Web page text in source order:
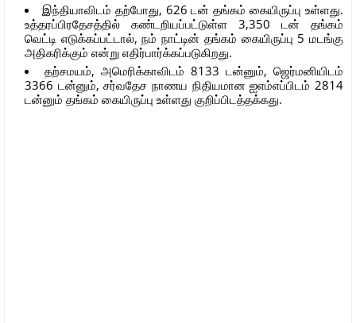
இந்தியாவிடம் தற்போது, 626 டன் தங்கம் கையிருப்பு உள்ளது.
உத்தரப்பிரதேசத்தில் கண்டறியப்பட்டுள்ள 3,350 டன் தங்கம்
வெட்டி எடுக்கப்பட்டால், நம் நாட்டின் தங்கம் கையிருப்பு 5 மடங்கு
அதிகரிக்கும் என்று எதிர்பார்க்கப்படுகிறது.
தற்சமயம், அமெரிக்காவிடம் 8133 டன்னும், ஜெர்மனியிடம்
3366 டன்னும், சர்வதேச நாணய நிதியமான ஐஎம்எப்பிடம் 2814
டன்னும் தங்கம் கையிருப்பு உள்ளது குறிப்பிடத்தக்கது.